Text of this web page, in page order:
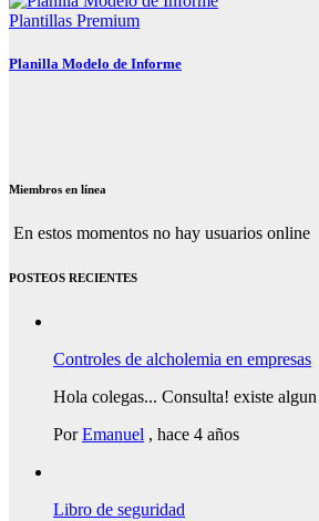
Plantillas Premium
Planilla Modelo de Informe
Miembros en línea
En estos momentos no hay usuarios online
POSTEOS RECIENTES
Controles de alcholemia en empresas
Hola colegas... Consulta! existe
PorEmanuel , hace 4 años
Libro de seguridad